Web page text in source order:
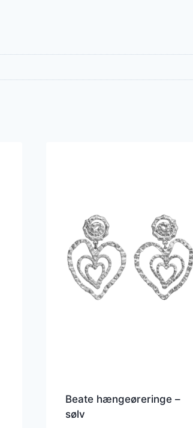
Beate hængeøreringe –
sølv